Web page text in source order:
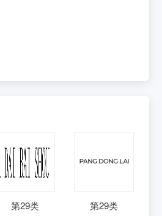
第29类 第29类